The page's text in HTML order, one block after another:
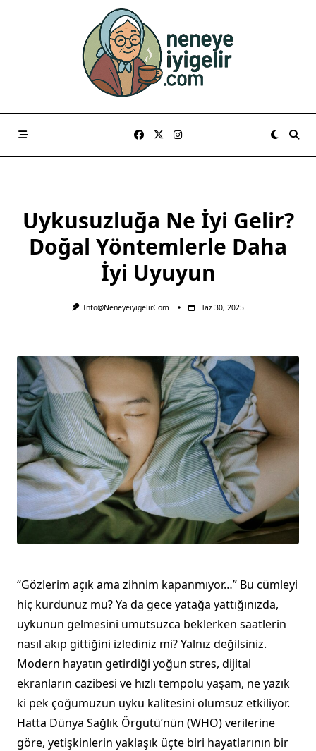
Uykusuzluğa Ne İyi Gelir?
Doğal Yöntemlerle Daha
İyi Uyuyun
Info@neneyeiyigelir.com Haz 30, 2025
“Gözlerim açık ama zihnim kapanmıyor…” Bu cümleyi
hiç kurdunuz mu? Ya da gece yatağa yattığınızda,
uykunun gelmesini umutsuzca beklerken saatlerin
nasıl akıp gittiğini izlediniz mi? Yalnız değilsiniz.
Modern hayatın getirdiği yoğun stres, dijital
ekranların cazibesi ve hızlı tempolu yaşam, ne yazık
ki pek çoğumuzun uyku kalitesini olumsuz etkiliyor.
Hatta Dünya Sağlık Örgütü’nün (WHO) verilerine
göre, yetişkinlerin yaklaşık üçte biri hayatlarının bir